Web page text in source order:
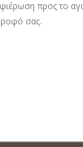
προς το
σας.